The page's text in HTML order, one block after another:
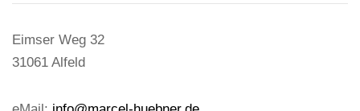
Eimser Weg 32
31061 Alfeld